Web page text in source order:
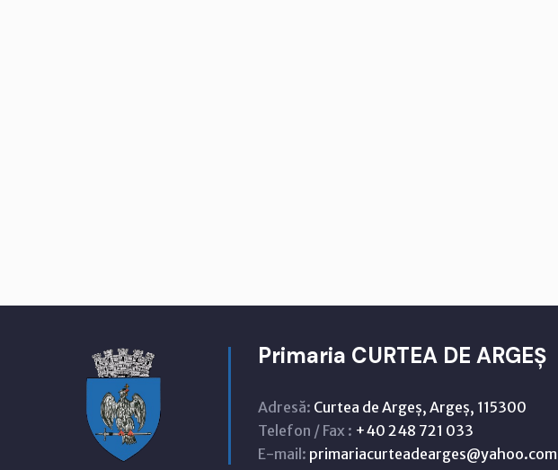
Primaria CURTEA DE ARGEȘ
Adresă: Curtea de Argeș, Argeș, 115300
Telefon / Fax : +40 248 721 033
E-mail: primariacurteadearges@yahoo.com